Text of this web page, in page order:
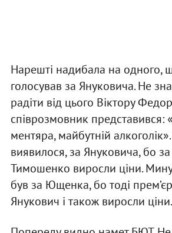
Нарешті надибала на одного,
голосував за Януковича. Не
радіти від цього Віктору
співрозмовник представився:
ментяра, майбутній
виявилося, за Януковича, бо
Тимошенко виросли ціни.
був за Ющенка, бо тоді
Янукович і також виросли ціни.